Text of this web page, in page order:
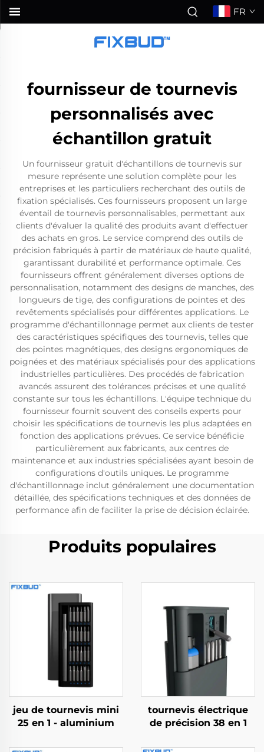
FR
fournisseur de tournevis
personnalisés avec
échantillon gratuit
Un fournisseur gratuit d'échantillons de tournevis sur
mesure représente une solution complète pour les
entreprises et les particuliers recherchant des outils de
fixation spécialisés. Ces fournisseurs proposent un large
éventail de tournevis personnalisables, permettant aux
clients d'évaluer la qualité des produits avant d'effectuer
des achats en gros. Le service comprend des outils de
précision fabriqués à partir de matériaux de haute qualité,
garantissant durabilité et performance optimale. Ces
fournisseurs offrent généralement diverses options de
personnalisation, notamment des designs de manches, des
longueurs de tige, des configurations de pointes et des
revêtements spécialisés pour différentes applications. Le
programme d'échantillonnage permet aux clients de tester
des caractéristiques spécifiques des tournevis, telles que
des pointes magnétiques, des designs ergonomiques de
poignées et des matériaux spécialisés pour des applications
industrielles particulières. Des procédés de fabrication
avancés assurent des tolérances précises et une qualité
constante sur tous les échantillons. L'équipe technique du
fournisseur fournit souvent des conseils experts pour
choisir les spécifications de tournevis les plus adaptées en
fonction des applications prévues. Ce service bénéficie
particulièrement aux fabricants, aux centres de
maintenance et aux industries spécialisées ayant besoin de
configurations d'outils uniques. Le programme
d'échantillonnage inclut généralement une documentation
détaillée, des spécifications techniques et des données de
performance afin de faciliter la prise de décision éclairée.
Produits populaires
jeu de tournevis mini
25 en 1 - aluminium
tournevis électrique
de précision 38 en 1